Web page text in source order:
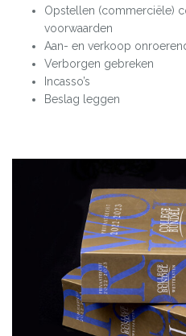
Opstellen (commerciële)
voorwaarden
Aan- en verkoop
Verborgen gebreken
Incasso’s
Beslag leggen